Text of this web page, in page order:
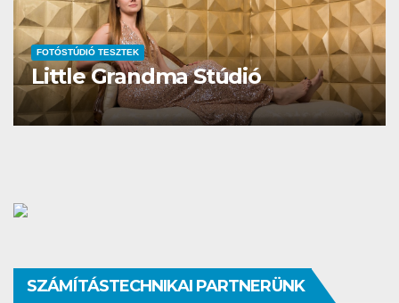
FOTÓSTÚDIÓ TESZTEK
Studio Different
SZÁMÍTÁSTECHNIKAI PARTNERÜNK